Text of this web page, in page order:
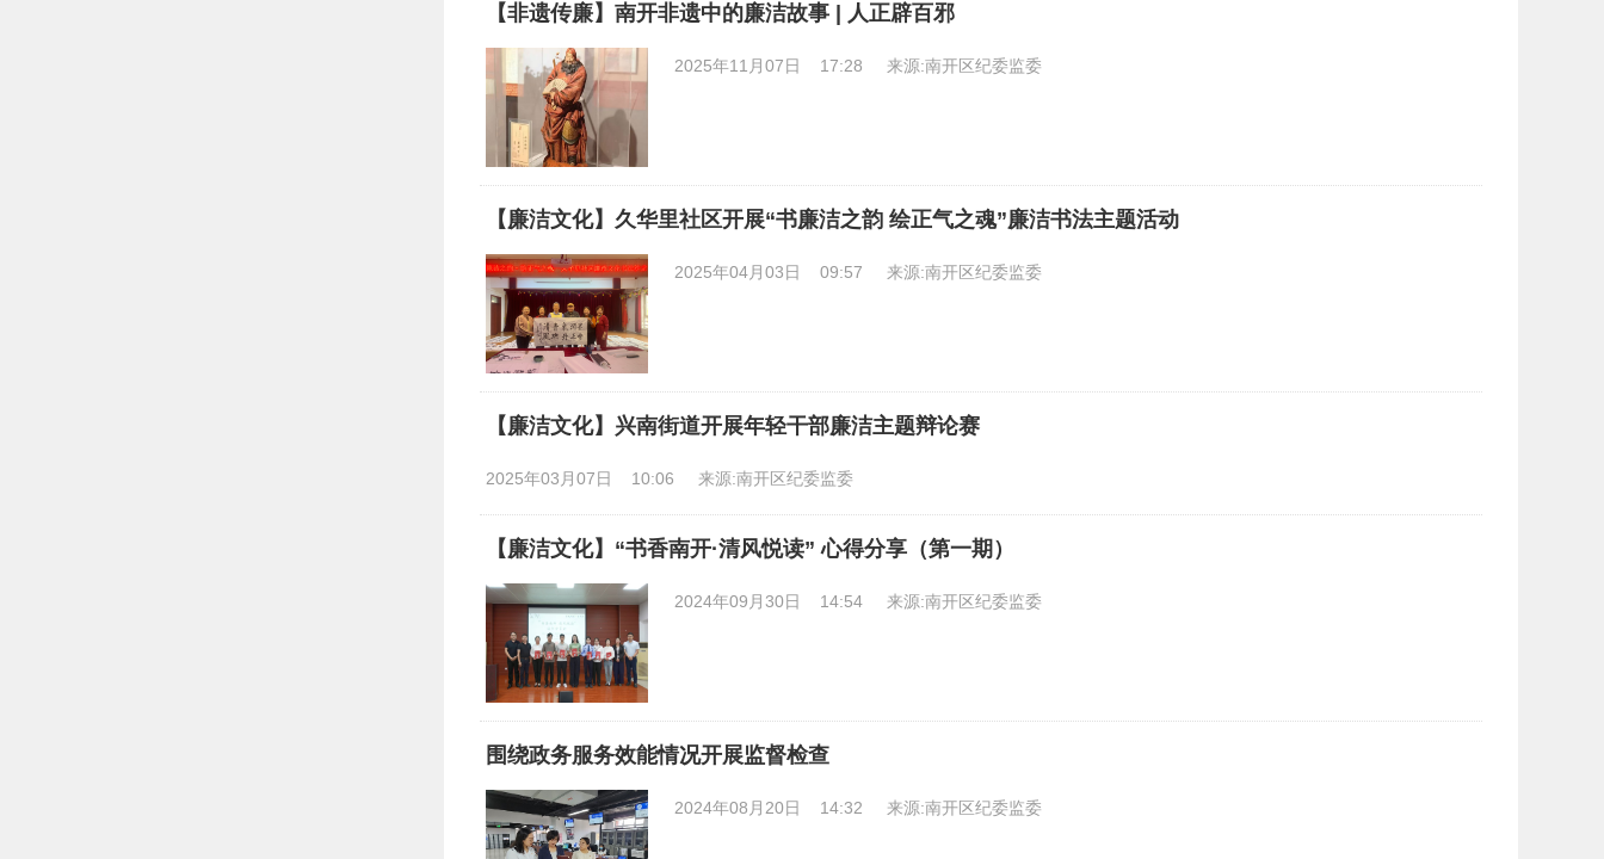
【非遗传廉】南开非遗中的廉洁故事 | 人正辟百邪
2025年11月07日 17:28 来源:南开区纪委监委
【廉洁文化】久华里社区开展“书廉洁之韵 绘正气之魂”廉洁书法主题活动
2025年04月03日 09:57 来源:南开区纪委监委
【廉洁文化】兴南街道开展年轻干部廉洁主题辩论赛
2025年03月07日 10:06 来源:南开区纪委监委
【廉洁文化】“书香南开·清风悦读” 心得分享（第一期）
2024年09月30日 14:54 来源:南开区纪委监委
围绕政务服务效能情况开展监督检查
2024年08月20日 14:32 来源:南开区纪委监委